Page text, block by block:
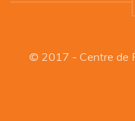
© 2017 - Centre de